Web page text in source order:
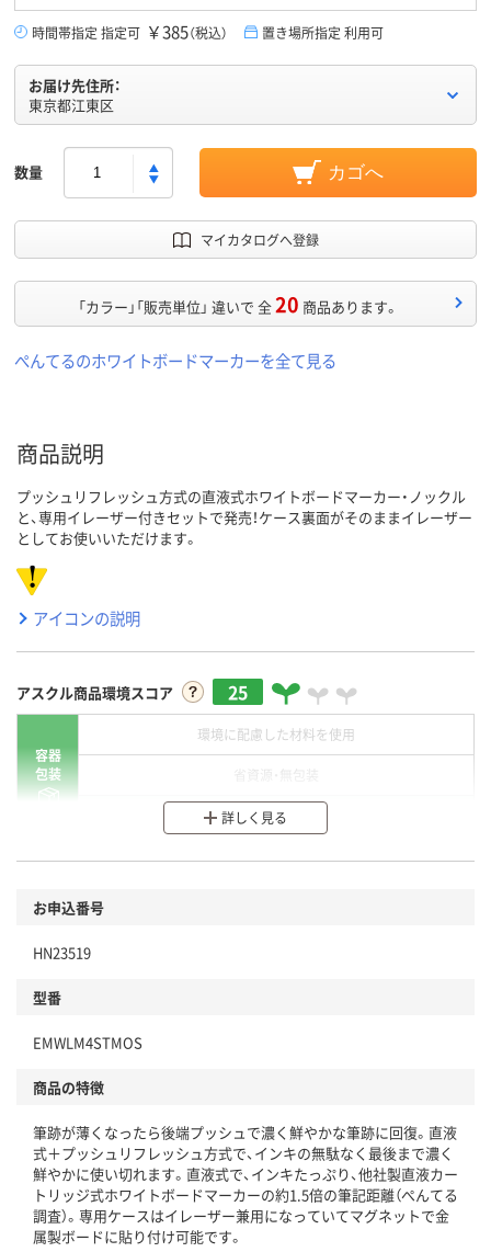
時間帯指定 指定可 ￥385（税込） 置き場所指定 利用可
お届け先住所：
東京都江東区
数量 カゴへ
マイカタログへ登録
「カラー」「販売単位」 違いで 全20 商品あります。
ぺんてるのホワイトボードマーカーを全て見る
商品説明
プッシュリフレッシュ方式の直液式ホワイトボードマーカー・ノックル
と、専用イレーザー付きセットで発売！ケース裏面がそのままイレーザー
としてお使いいただけます。
アイコンの説明
アスクル商品環境スコア 25
容器
包装
環境に配慮した材料を使用
分別・リサイクルしやすい設計
本体
仕組
この商品の環境配慮ポイントです。下記商品詳細「
アスクル商品環境スコア詳細／加点項目
」で確認できます。
詳しく見る
お申込番号
HN23519
型番
EMWLM4STMOS
商品の特徴
筆跡が薄くなったら後端プッシュで濃く鮮やかな筆跡に回復。直液
式＋プッシュリフレッシュ方式で、インキの無駄なく最後まで濃く
鮮やかに使い切れます。直液式で、インキたっぷり、他社製直液カー
トリッジ式ホワイトボードマーカーの約1.5倍の筆記距離（ぺんてる
調査）。専用ケースはイレーザー兼用になっていてマグネットで金
属製ボードに貼り付け可能です。